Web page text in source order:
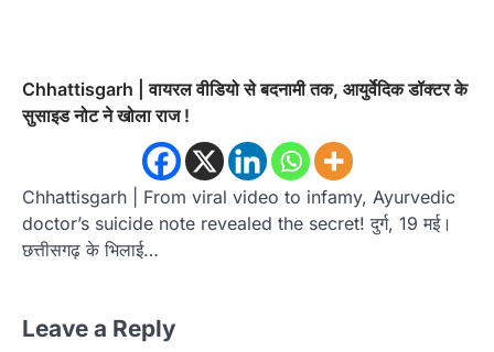
Chhattisgarh | वायरल वीडियो से बदनामी तक, आयुर्वेदिक डॉक्टर के
सुसाइड नोट ने खोला राज !
Chhattisgarh | From viral video to infamy, Ayurvedic
doctor’s suicide note revealed the secret! दुर्ग, 19 मई।
छत्तीसगढ़ के भिलाई…
Leave a Reply